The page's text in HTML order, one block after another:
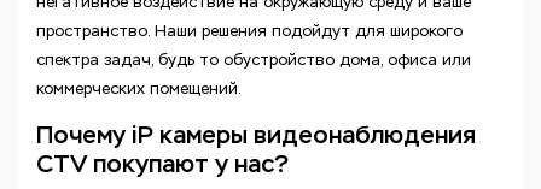
пространство. Наши решения подойдут для широкого
спектра задач, будь то обустройство дома, офиса или
коммерческих помещений.
Почему iP камеры видеонаблюдения
CTV покупают у нас?